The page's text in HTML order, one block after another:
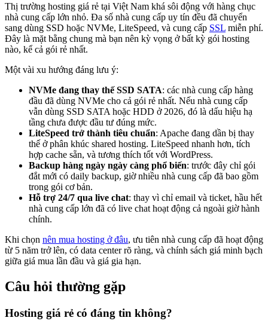
Thị trường hosting giá rẻ tại Việt Nam khá sôi động với hàng chục
nhà cung cấp lớn nhỏ. Đa số nhà cung cấp uy tín đều đã chuyển
sang dùng SSD hoặc NVMe, LiteSpeed, và cung cấp SSL miễn phí.
Đây là mặt bằng chung mà bạn nên kỳ vọng ở bất kỳ gói hosting
nào, kể cả gói rẻ nhất.
Một vài xu hướng đáng lưu ý:
NVMe đang thay thế SSD SATA: các nhà cung cấp hàng
đầu đã dùng NVMe cho cả gói rẻ nhất. Nếu nhà cung cấp
vẫn dùng SSD SATA hoặc HDD ở 2026, đó là dấu hiệu hạ
tầng chưa được đầu tư đúng mức.
LiteSpeed trở thành tiêu chuẩn: Apache đang dần bị thay
thế ở phân khúc shared hosting. LiteSpeed nhanh hơn, tích
hợp cache sẵn, và tương thích tốt với WordPress.
Backup hàng ngày ngày càng phổ biến: trước đây chỉ gói
đắt mới có daily backup, giờ nhiều nhà cung cấp đã bao gồm
trong gói cơ bản.
Hỗ trợ 24/7 qua live chat: thay vì chỉ email và ticket, hầu hết
nhà cung cấp lớn đã có live chat hoạt động cả ngoài giờ hành
chính.
Khi chọn nên mua hosting ở đâu, ưu tiên nhà cung cấp đã hoạt động
từ 5 năm trở lên, có data center rõ ràng, và chính sách giá minh bạch
giữa giá mua lần đầu và giá gia hạn.
Câu hỏi thường gặp
Hosting giá rẻ có đáng tin không?